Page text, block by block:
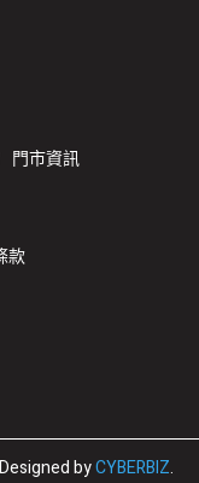
門市資訊
款
Designed byCYBERBIZ.